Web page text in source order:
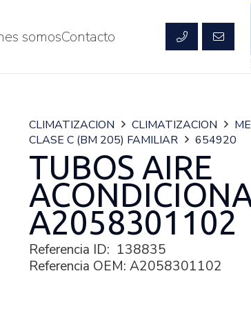
somosContacto
CLIMATIZACION CLIMATIZACION
CLASE C (BM 205) FAMILIAR
654920
TUBOS AIRE
A2058301102
Referencia ID: 138835
Referencia OEM: A2058301102